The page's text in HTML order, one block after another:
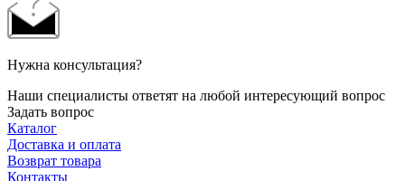
Нужна консультация?
Наши специалисты ответят на любой интересующий вопрос
Задать вопрос
Каталог
Доставка и оплата
Возврат товара
Контакты